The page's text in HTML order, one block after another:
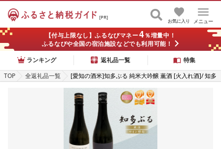
[PR]
メニュー
お気に入り
【付与上限なし】ふるなびマネー4％増量中！
ふるなびや全国の宿泊施設などでも利用可能！
ランキング
返礼品一覧
特集
TOP
全返礼品一覧
[愛知の酒米]知多ぶる 純米大吟醸 薫酒 [火入れ酒]/ 知多
ぶる 純米吟醸 ワイン酵母[火入れ酒] 720ml [選べる内
容][熨斗・包装可]日本酒 お酒 地酒 酒蔵 ご当地 純米酒
晩酌 家飲み お取り寄せ 常滑市 贈り物 贈答品 父の日 母
の日 送料無料